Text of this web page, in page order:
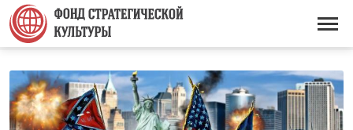
Перейти
основному
содержанию
Основная